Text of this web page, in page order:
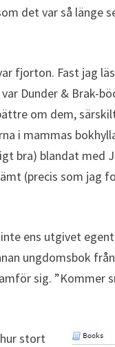
det var så länge
fjorton. Fast jag
Dunder & Brak-
om dem,
i mammas
bra) blandat med
(precis som jag
ens utgivet
ungdomsbok
sig. ”Kommer
stort